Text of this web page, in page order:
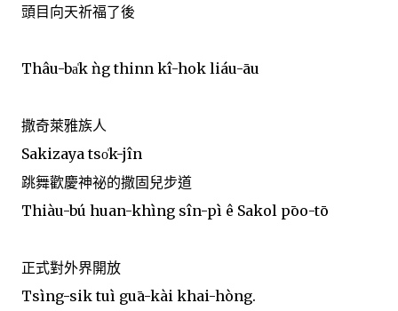
頭目向天祈福了後
Thâu-ba̍k ǹg thinn kî-hok liáu-āu
撒奇萊雅族人
Sakizaya tso̍k-jîn
跳舞歡慶神祕的撒固兒步道
Thiàu-bú huan-khìng sîn-pì ê Sakol pōo-tō
正式對外界開放
Tsìng-sik tuì guā-kài khai-hòng.